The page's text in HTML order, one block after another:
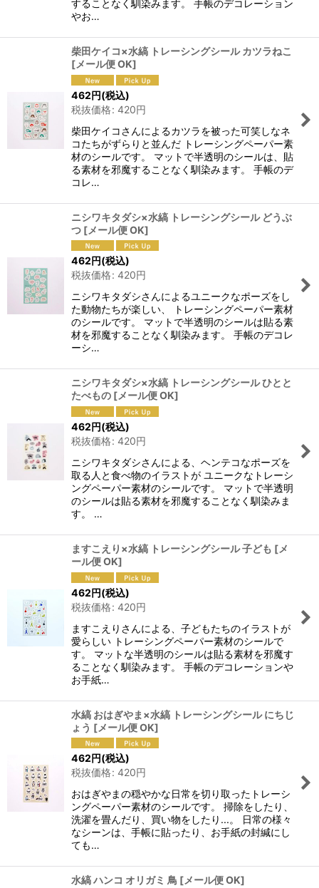
することなく馴染みます。 手帳のデコレーション
やお…
柴田ケイコ×水縞 トレーシングシール カツラねこ
[メール便 OK]
462円(税込)
税抜価格: 420円
柴田ケイコさんによるカツラを被った可笑しなネ
コたちがずらりと並んだ トレーシングペーパー素
材のシールです。 マットで半透明のシールは、貼
る素材を邪魔することなく馴染みます。 手帳のデ
コレ…
ニシワキタダシ×水縞 トレーシングシール どうぶ
つ [メール便 OK]
462円(税込)
税抜価格: 420円
ニシワキタダシさんによるユニークなポーズをし
た動物たちが楽しい、 トレーシングペーパー素材
のシールです。 マットで半透明のシールは貼る素
材を邪魔することなく馴染みます。 手帳のデコレ
ーシ…
ニシワキタダシ×水縞 トレーシングシール ひとと
たべもの [メール便 OK]
462円(税込)
税抜価格: 420円
ニシワキタダシさんによる、ヘンテコなポーズを
取る人と食べ物のイラストが ユニークなトレーシ
ングペーパー素材のシールです。 マットで半透明
のシールは貼る素材を邪魔することなく馴染みま
す。 …
ますこえり×水縞 トレーシングシール 子ども [メ
ール便 OK]
462円(税込)
税抜価格: 420円
ますこえりさんによる、子どもたちのイラストが
愛らしい トレーシングペーパー素材のシールで
す。 マットな半透明のシールは貼る素材を邪魔す
ることなく馴染みます。 手帳のデコレーションや
お手紙…
水縞 おはぎやま×水縞 トレーシングシール にちじ
ょう [メール便 OK]
462円(税込)
税抜価格: 420円
おはぎやまの穏やかな日常を切り取ったトレーシ
ングペーパー素材のシールです。 掃除をしたり、
洗濯を畳んだり、買い物をしたり...。 日常の様々
なシーンは、手帳に貼ったり、お手紙の封緘にし
ても…
水縞 ハンコ オリガミ 鳥 [メール便 OK]